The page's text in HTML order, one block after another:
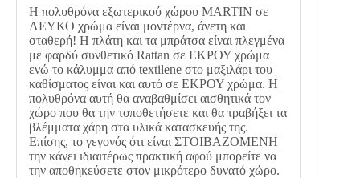
Η πολυθρόνα εξωτερικού χώρου MARTIN σε
ΛΕΥΚΟ χρώμα είναι μοντέρνα, άνετη και
σταθερή! Η πλάτη και τα μπράτσα είναι πλεγμένα
με φαρδύ συνθετικό Rattan σε ΕΚΡΟΥ χρώμα
ενώ το κάλυμμα από textilene στο μαξιλάρι του
καθίσματος είναι και αυτό σε ΕΚΡΟΥ χρώμα. Η
πολυθρόνα αυτή θα αναβαθμίσει αισθητικά τον
χώρο που θα την τοποθετήσετε και θα τραβήξει τα
βλέμματα χάρη στα υλικά κατασκευής της.
Επίσης, το γεγονός ότι είναι ΣΤΟΙΒΑΖΟΜΕΝΗ
την κάνει ιδιαιτέρως πρακτική αφού μπορείτε να
την αποθηκεύσετε στον μικρότερο δυνατό χώρο.